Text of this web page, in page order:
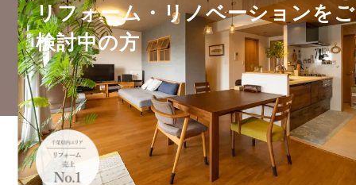
リフォーム・リノベーションをご
検討中の方